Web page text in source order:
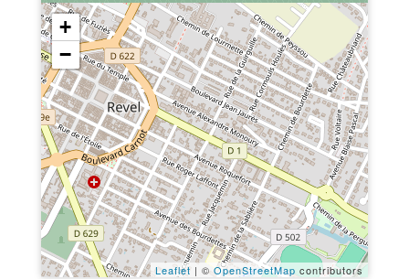
+
−
Leaflet | ©OpenStreetMap contributors